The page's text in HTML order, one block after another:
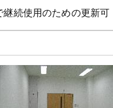
続使用のための更新可